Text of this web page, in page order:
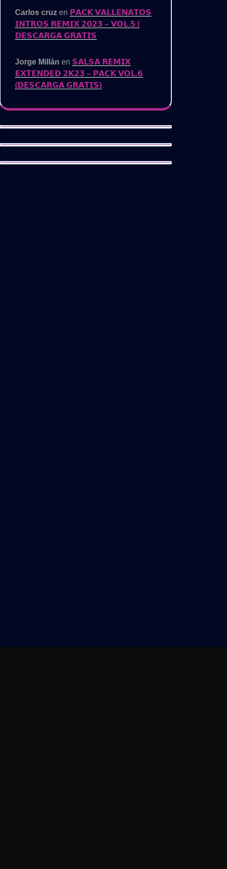
Carlos cruz en 𝗣𝗔𝗖𝗞 𝗩𝗔𝗟𝗟𝗘𝗡𝗔𝗧𝗢𝗦
𝗜𝗡𝗧𝗥𝗢𝗦 𝗥𝗘𝗠𝗜𝗫 𝟮𝟬𝟮𝟯 – 𝗩𝗢𝗟.𝟱 |
𝗗𝗘𝗦𝗖𝗔𝗥𝗚𝗔 𝗚𝗥𝗔𝗧𝗜𝗦
Jorge Millán en 𝗦𝗔𝗟𝗦𝗔 𝗥𝗘𝗠𝗜𝗫
𝗘𝗫𝗧𝗘𝗡𝗗𝗘𝗗 𝟮𝗞𝟮𝟯 – 𝗣𝗔𝗖𝗞 𝗩𝗢𝗟.𝟲
(𝗗𝗘𝗦𝗖𝗔𝗥𝗚𝗔 𝗚𝗥𝗔𝗧𝗜𝗦)